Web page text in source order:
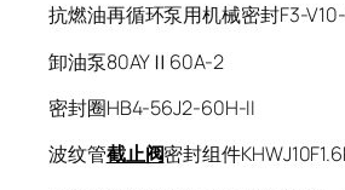
抗燃油再循环泵用机械密封F3-
卸油泵80AYⅡ60A-2
密封圈HB4-56J2-60H-II
波纹管截止阀密封组件